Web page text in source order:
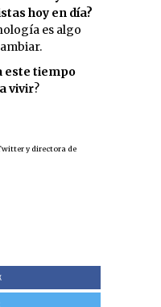
hoy en día?
es algo
este tiempo
vivir?
y directora de